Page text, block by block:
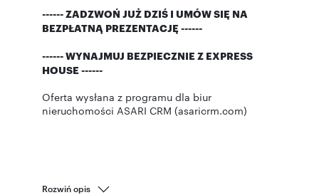
------ ZADZWOŃ JUŻ DZIŚ I UMÓW SIĘ NA
BEZPŁATNĄ PREZENTACJĘ ------
------ WYNAJMUJ BEZPIECZNIE Z EXPRESS
HOUSE ------
Oferta wysłana z programu dla biur
nieruchomości ASARI CRM (asaricrm.com)
Rozwiń opis